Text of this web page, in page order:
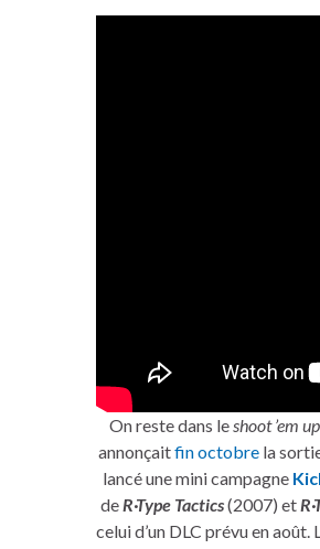
On reste dans le shoot ’em up
annonçaitfin octobrela
lancé une mini campagne
de R·Type Tactics(2007) et
celui d’un DLC prévu en